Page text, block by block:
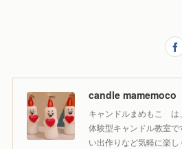
candle mamemoco
キャンドルまめもこ は
体験型キャンドル教室
い出作りなど気軽に楽